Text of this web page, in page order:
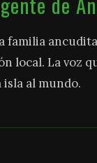
familia
local. La voz
isla al mundo.